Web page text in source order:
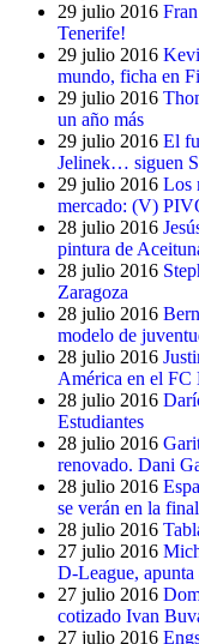
29 julio 2016
Tenerife!
29 julio 2016
mundo, ficha en
29 julio 2016
un año más
29 julio 2016 El
Jelinek… siguen
29 julio 2016 Los
mercado: (V)
28 julio 2016
pintura de
28 julio 2016
Zaragoza
28 julio 2016
modelo de
28 julio 2016
América en el FC
28 julio 2016
Estudiantes
28 julio 2016
renovado. Dani
28 julio 2016
se verán en la
28 julio 2016
27 julio 2016
D-League,
27 julio 2016
cotizado Ivan
27 julio 2016